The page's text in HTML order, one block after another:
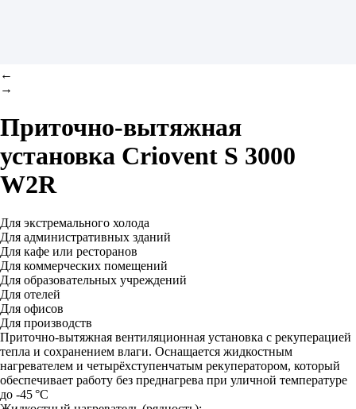
←
→
Приточно-вытяжная
установка Criovent S 3000
W2R
Для экстремального холода
Для административных зданий
Для кафе или ресторанов
Для коммерческих помещений
Для образовательных учреждений
Для отелей
Для офисов
Для производств
Приточно-вытяжная вентиляционная установка с рекуперацией
тепла и сохранением влаги. Оснащается жидкостным
нагревателем и четырёхступенчатым рекуператором, который
обеспечивает работу без преднагрева при уличной температуре
до -45 °C